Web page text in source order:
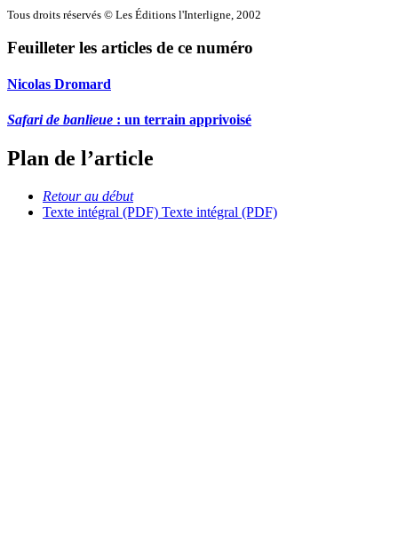
Tous droits réservés © Les Éditions l'Interligne, 2002
Feuilleter les articles de ce numéro
Nicolas Dromard
Safari de banlieue : un terrain apprivoisé
Plan de l’article
Retour au début
Texte intégral (PDF) Texte intégral (PDF)